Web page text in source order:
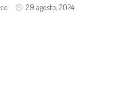
29 agosto, 2024